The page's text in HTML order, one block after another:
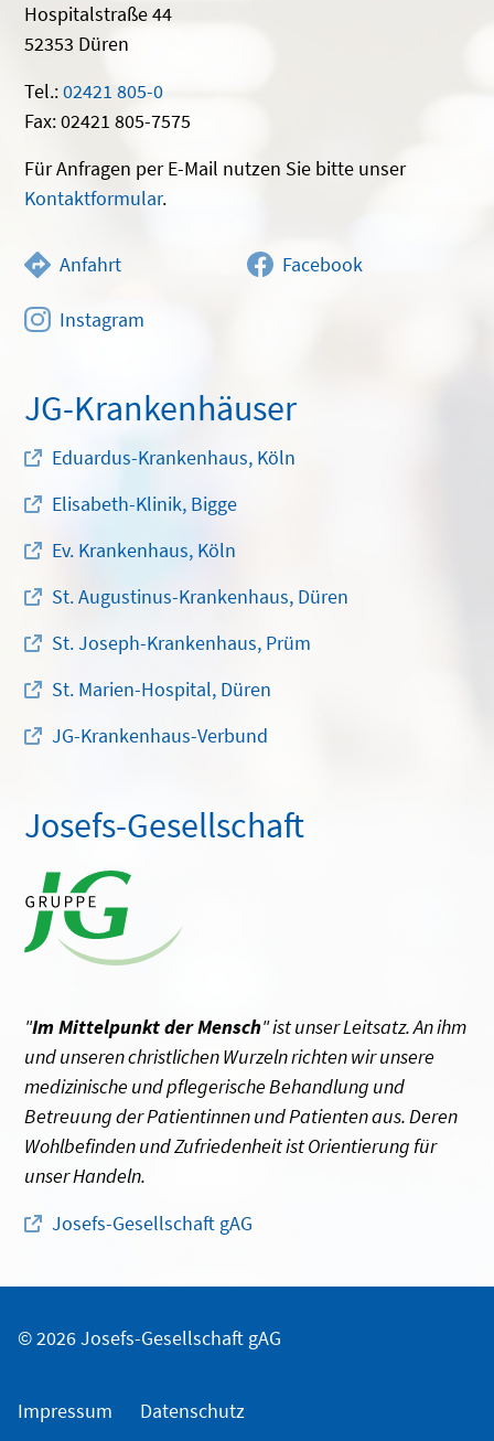
Hospitalstraße 44
52353 Düren
Tel.:02421 805-0
Fax: 02421 805-7575
Für Anfragen per E-Mail nutzen Sie bitte unser
Kontaktformular.
Anfahrt Facebook
Instagram
JG-Krankenhäuser
Eduardus-Krankenhaus, Köln
Elisabeth-Klinik, Bigge
Ev. Krankenhaus, Köln
St. Augustinus-Krankenhaus, Düren
St. Joseph-Krankenhaus, Prüm
St. Marien-Hospital, Düren
JG-Krankenhaus-Verbund
Josefs-Gesellschaft
"Im Mittelpunkt der Mensch" ist unser Leitsatz. An ihm
und unseren christlichen Wurzeln richten wir unsere
medizinische und pflegerische Behandlung und
Betreuung der Patientinnen und Patienten aus. Deren
Wohlbefinden und Zufriedenheit ist Orientierung für
unser Handeln.
Josefs-Gesellschaft gAG
Impressum Datenschutz
© 2026 Josefs-Gesellschaft gAG